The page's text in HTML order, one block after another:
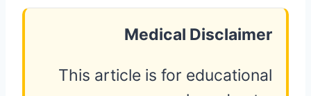
Medical Disclaimer
This article is for educational